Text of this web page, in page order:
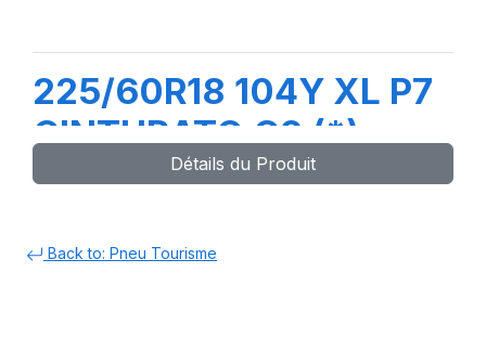
225/60R18 104Y XL P7
CINTURATO C2 (*)
Détails du Produit
Back to: Pneu Tourisme